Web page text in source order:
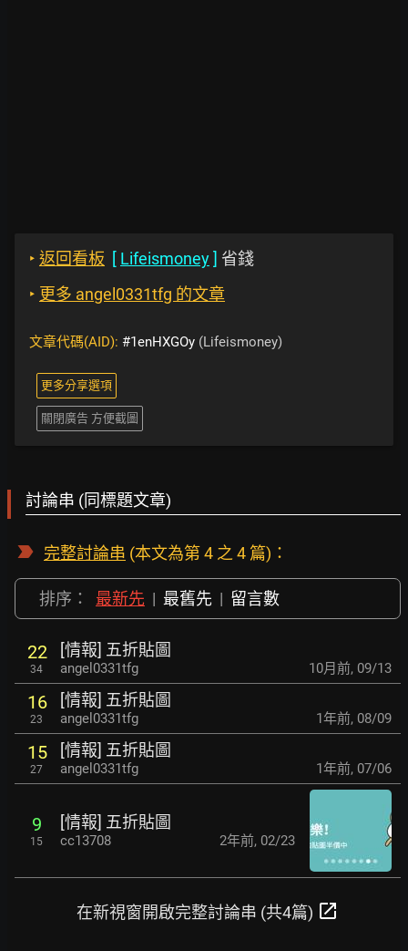
‣ 返回看板 [ Lifeismoney] 省錢
‣ 更多 angel0331tfg 的文章
文章代碼(AID): #1enHXGOy (Lifeismoney)
更多分享選項
關閉廣告 方便截圖
討論串 (同標題文章)
完整討論串 (本文為第 4 之 4 篇)：
排序： 最新先 | 最舊先 | 留言數
22
34
[情報] 五折貼圖
angel0331tfg 10月前, 09/13
16
23
[情報] 五折貼圖
angel0331tfg 1年前, 08/09
15
27
[情報] 五折貼圖
angel0331tfg 1年前, 07/06
9
15
[情報] 五折貼圖
cc13708 2年前, 02/23
在新視窗開啟完整討論串 (共4篇) open_in_new